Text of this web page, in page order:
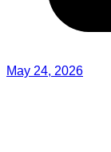
May 24, 2026